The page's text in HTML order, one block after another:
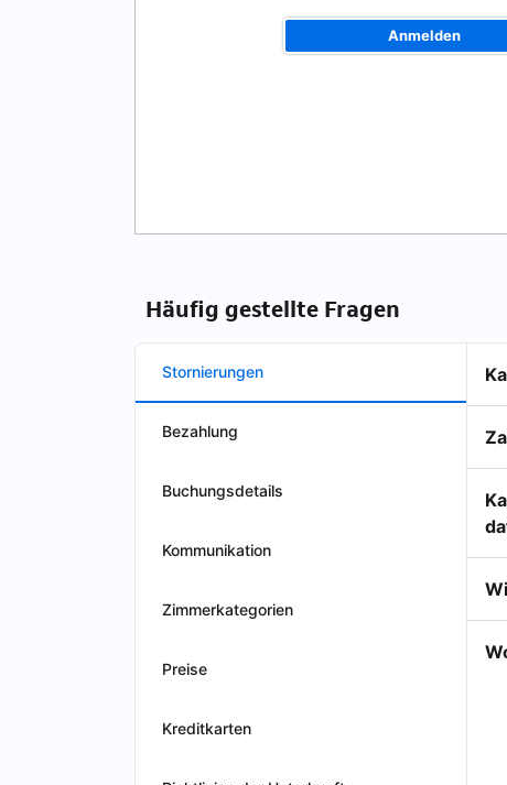
Anmelden
Häufig gestellte Fragen
Stornierungen
Bezahlung
Buchungsdetails
Kommunikation
Zimmerkategorien
Preise
Kreditkarten